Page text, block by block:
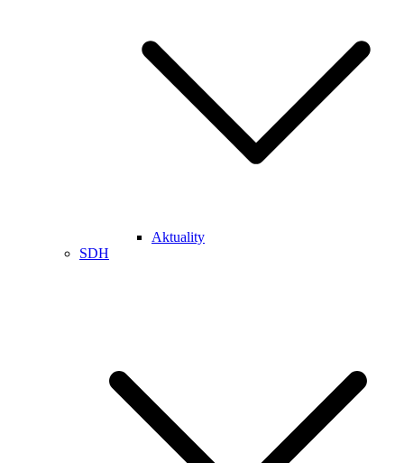
Aktuality
SDH